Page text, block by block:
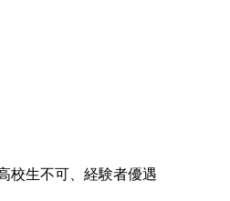
校生不可、経験者優遇